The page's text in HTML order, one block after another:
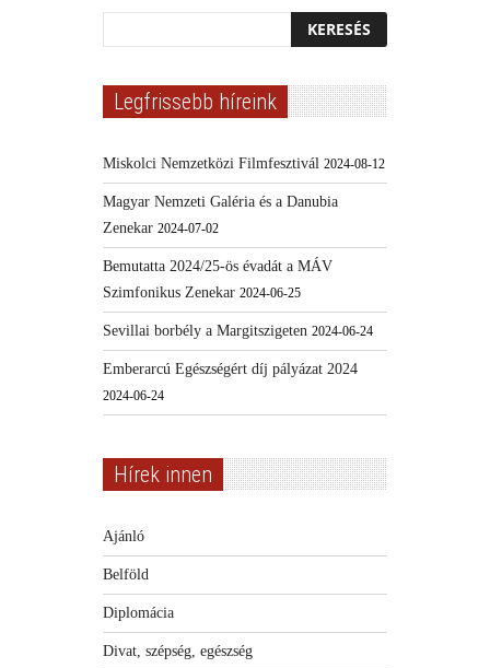
Legfrissebb híreink
Miskolci Nemzetközi Filmfesztivál 2024-08-12
Magyar Nemzeti Galéria és a Danubia
Zenekar 2024-07-02
Bemutatta 2024/25-ös évadát a MÁV
Szimfonikus Zenekar 2024-06-25
Sevillai borbély a Margitszigeten 2024-06-24
Emberarcú Egészségért díj pályázat 2024
2024-06-24
Hírek innen
Ajánló
Belföld
Diplomácia
Divat, szépség, egészség